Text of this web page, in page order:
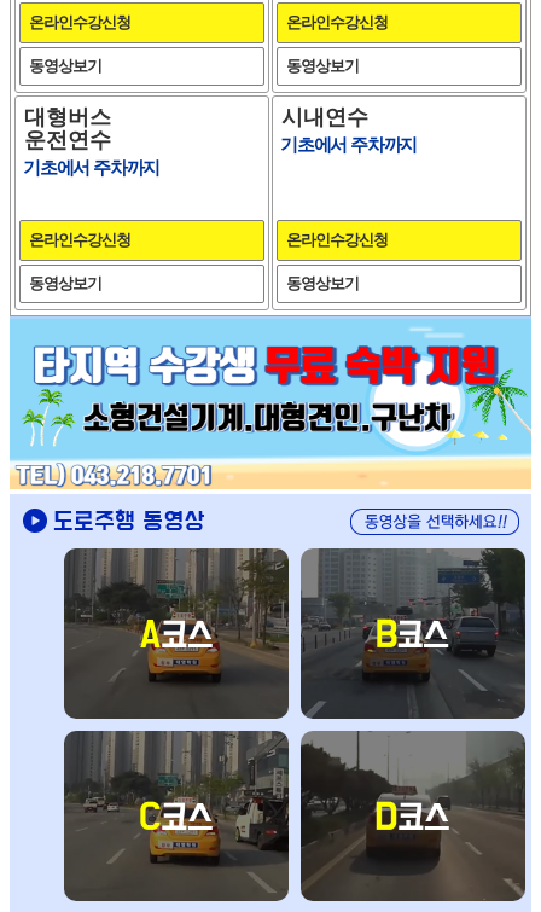
온라인수강신청
동영상보기
온라인수강신청
동영상보기
대형버스
운전연수
기초에서 주차까지
온라인수강신청
동영상보기
시내연수
기초에서 주차까지
온라인수강신청
동영상보기